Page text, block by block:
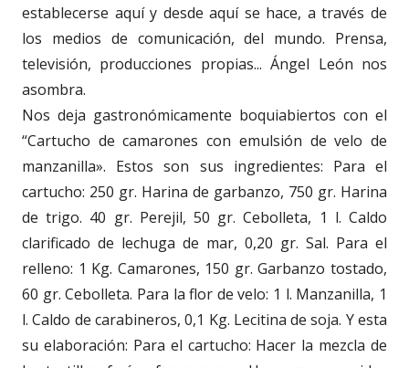
establecerse aquí y desde aquí se hace, a través de
los medios de comunicación, del mundo. Prensa,
televisión, producciones propias... Ángel León nos
asombra.
Nos deja gastronómicamente boquiabiertos con el
“Cartucho de camarones con emulsión de velo de
manzanilla». Estos son sus ingredientes: Para el
cartucho: 250 gr. Harina de garbanzo, 750 gr. Harina
de trigo. 40 gr. Perejil, 50 gr. Cebolleta, 1 l. Caldo
clarificado de lechuga de mar, 0,20 gr. Sal. Para el
relleno: 1 Kg. Camarones, 150 gr. Garbanzo tostado,
60 gr. Cebolleta. Para la flor de velo: 1 l. Manzanilla, 1
l. Caldo de carabineros, 0,1 Kg. Lecitina de soja. Y esta
su elaboración: Para el cartucho: Hacer la mezcla de